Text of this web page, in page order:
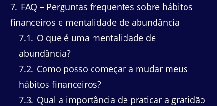
7 FAQ – Perguntas frequentes sobre hábitos
financeiros e mentalidade de abundância
7.1
O que é uma mentalidade de
abundância?
7.2 Como posso começar a mudar meus
hábitos financeiros?
7.3 Qual a importância de praticar a gratidão